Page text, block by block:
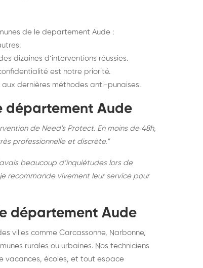
de le departement Aude :
dizaines d’interventions réussies.
est notre priorité.
dernières méthodes anti-punaises.
département Aude
de Need's Protect. En moins de 48h,
professionnelle et discrète."
beaucoup d’inquiétudes lors de
recommande vivement leur service pour
département Aude
villes comme Carcassonne, Narbonne,
rurales ou urbaines. Nos techniciens
vacances, écoles, et tout espace